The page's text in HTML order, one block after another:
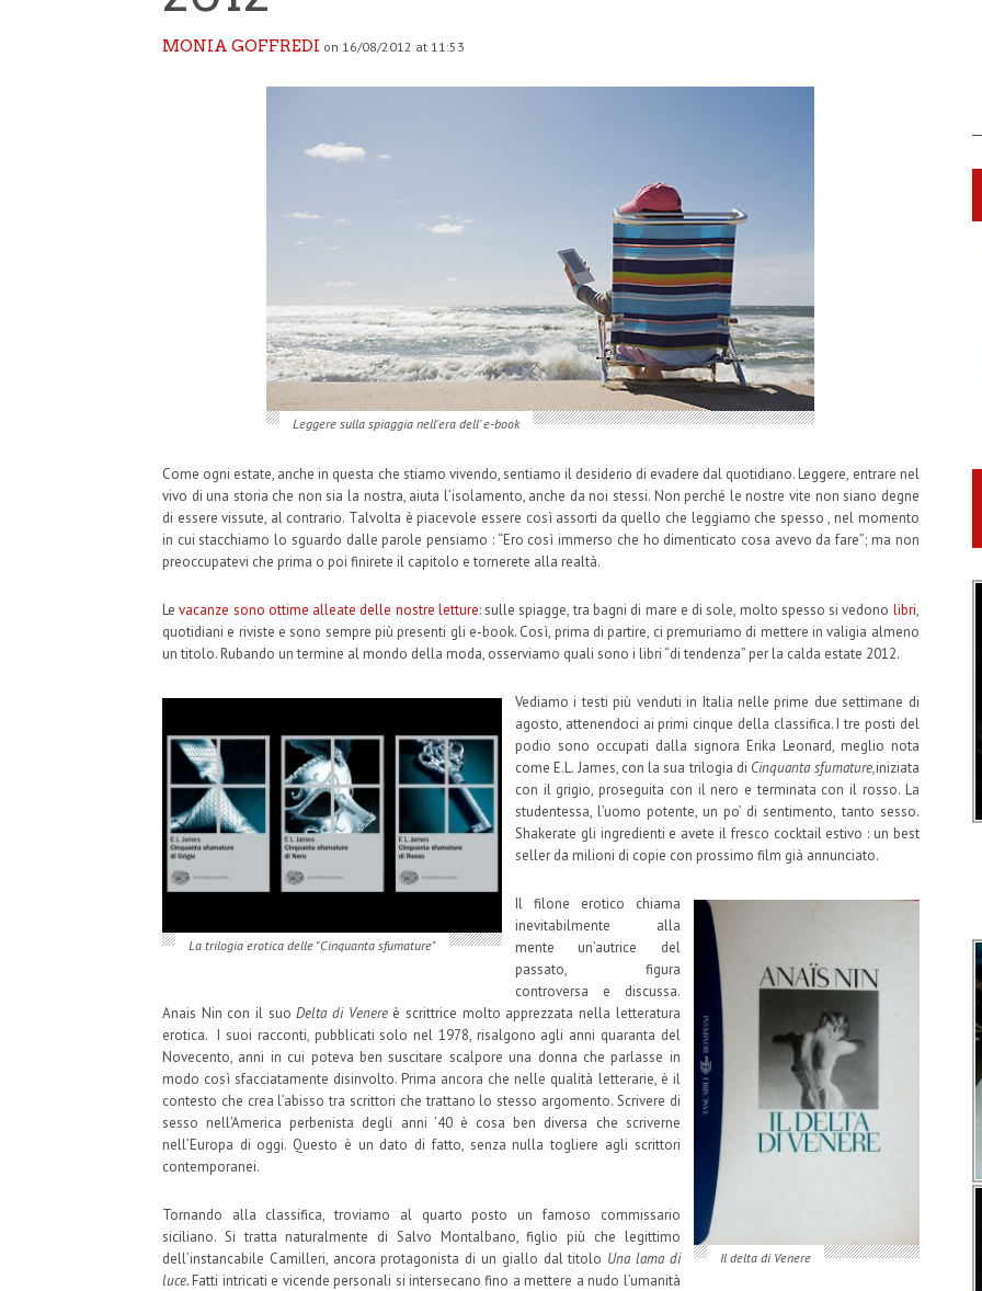
MONIA GOFFREDI on 16/08/2012 at 11:53
Leggere sulla spiaggia nell'era dell' e-book
Come ogni estate, anche in questa che stiamo vivendo, sentiamo il desiderio di evadere dal quotidiano. Leggere, entrare nel
vivo di una storia che non sia la nostra, aiuta l’isolamento, anche da noi stessi. Non perché le nostre vite non siano degne
di essere vissute, al contrario. Talvolta è piacevole essere così assorti da quello che leggiamo che spesso , nel momento
in cui stacchiamo lo sguardo dalle parole pensiamo : “Ero così immerso che ho dimenticato cosa avevo da fare”; ma non
preoccupatevi che prima o poi finirete il capitolo e tornerete alla realtà.
Levacanze sono ottime alleate delle nostre letture: sulle spiagge, tra bagni di mare e di sole, molto spesso si vedono libri,
quotidiani e riviste e sono sempre più presenti gli e-book. Così, prima di partire, ci premuriamo di mettere in valigia almeno
un titolo. Rubando un termine al mondo della moda, osserviamo quali sono i libri “di tendenza” per la calda estate 2012.
La trilogia erotica delle "Cinquanta sfumature"
Vediamo i testi più venduti in Italia nelle prime due settimane di
agosto, attenendoci ai primi cinque della classifica. I tre posti del
podio sono occupati dalla signora Erika Leonard, meglio nota
come E.L. James, con la sua trilogia di Cinquanta sfumature,iniziata
con il grigio, proseguita con il nero e terminata con il rosso. La
studentessa, l’uomo potente, un po’ di sentimento, tanto sesso.
Shakerate gli ingredienti e avete il fresco cocktail estivo : un best
seller da milioni di copie con prossimo film già annunciato.
Il delta di Venere
Il filone erotico chiama
inevitabilmente alla
mente un’autrice del
passato, figura
controversa e discussa.
Anais Nin con il suoDelta di Venere è scrittrice molto apprezzata nella letteratura
erotica. I suoi racconti, pubblicati solo nel 1978, risalgono agli anni quaranta del
Novecento, anni in cui poteva ben suscitare scalpore una donna che parlasse in
modo così sfacciatamente disinvolto. Prima ancora che nelle qualità letterarie, è il
contesto che crea l’abisso tra scrittori che trattano lo stesso argomento. Scrivere di
sesso nell’America perbenista degli anni ’40 è cosa ben diversa che scriverne
nell’Europa di oggi. Questo è un dato di fatto, senza nulla togliere agli scrittori
contemporanei.
Tornando alla classifica, troviamo al quarto posto un famoso commissario
siciliano. Si tratta naturalmente di Salvo Montalbano, figlio più che legittimo
dell’instancabile Camilleri, ancora protagonista di un giallo dal titolo Una lama di
luce. Fatti intricati e vicende personali si intersecano fino a mettere a nudo l’umanità